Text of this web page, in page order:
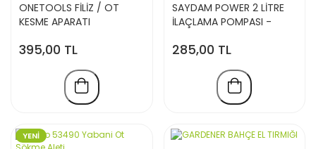
ONETOOLS FİLİZ / OT
KESME APARATI
395,00 TL
SAYDAM POWER 2 LİTRE
İLAÇLAMA POMPASI -
285,00 TL
YENİ